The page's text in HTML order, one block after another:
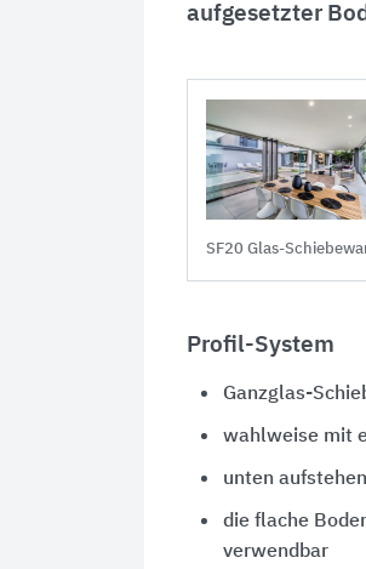
aufgesetzter
SF20 Glas-
Profil-System
Ganzglas-
wahlweise mit
unten
die flache
verwendbar